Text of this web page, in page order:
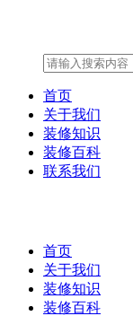
首页
关于我们
装修知识
装修百科
联系我们
首页
关于我们
装修知识
装修百科